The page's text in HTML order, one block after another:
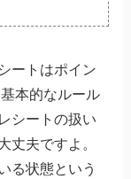
ートはポイン
本的なルール
シートの扱い
丈夫ですよ。
る状態という